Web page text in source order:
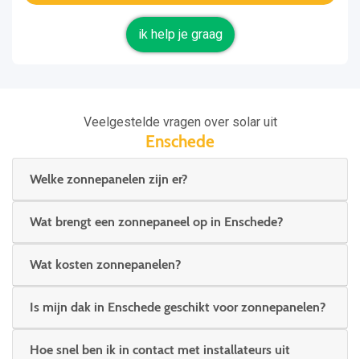
ik help je graag
Veelgestelde vragen over solar uit
Enschede
Welke zonnepanelen zijn er?
Wat brengt een zonnepaneel op in Enschede?
Wat kosten zonnepanelen?
Is mijn dak in Enschede geschikt voor zonnepanelen?
Hoe snel ben ik in contact met installateurs uit